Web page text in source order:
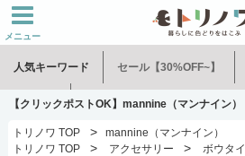
メニュー
人気キーワード セール【30%OFF~】
水谷和音 児玉修治
【クリックポストOK】mannine（マンナイン
トリノワ TOP >
mannine（マンナイン）
トリノワ TOP
> アクセサリー > ボウタイ